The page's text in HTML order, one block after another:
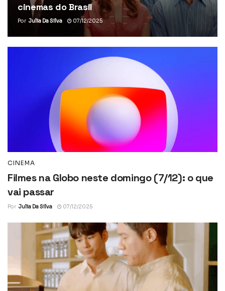
cinemas do Brasil
Por Julia Da Silva 07/12/2025
CINEMA
Filmes na Globo neste domingo (7/12): o que
vai passar
Por Julia Da Silva 07/12/2025